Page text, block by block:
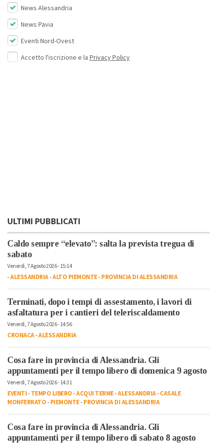
News Alessandria
News Pavia
Eventi Nord-Ovest
Accetto l'iscrizione e la Privacy Policy
ULTIMI PUBBLICATI
Caldo sempre “elevato”: salta la prevista tregua di
sabato
Venerdì, 7 Agosto 2026 - 15:14
-ALESSANDRIA-ALTO PIEMONTE-PROVINCIA DI ALESSANDRIA
Terminati, dopo i tempi di assestamento, i lavori di
asfaltatura per i cantieri del teleriscaldamento
Venerdì, 7 Agosto 2026 - 14:56
CRONACA-ALESSANDRIA
Cosa fare in provincia di Alessandria. Gli
appuntamenti per il tempo libero di domenica 9 agosto
Venerdì, 7 Agosto 2026 - 14:31
EVENTI-TEMPO LIBERO-ACQUI TERME-ALESSANDRIA-CASALE
MONFERRATO-PIEMONTE-PROVINCIA DI ALESSANDRIA
Cosa fare in provincia di Alessandria. Gli
appuntamenti per il tempo libero di sabato 8 agosto